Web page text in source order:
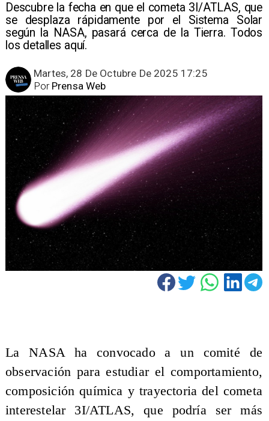
Descubre la fecha en que el cometa 3I/ATLAS, que
se desplaza rápidamente por el Sistema Solar
según la NASA, pasará cerca de la Tierra. Todos
los detalles aquí.
Martes, 28 De Octubre De 2025 17:25
Prensa Web
Por
La NASA ha convocado a un comité de
observación para estudiar el comportamiento,
composición química y trayectoria del cometa
interestelar 3I/ATLAS, que podría ser más